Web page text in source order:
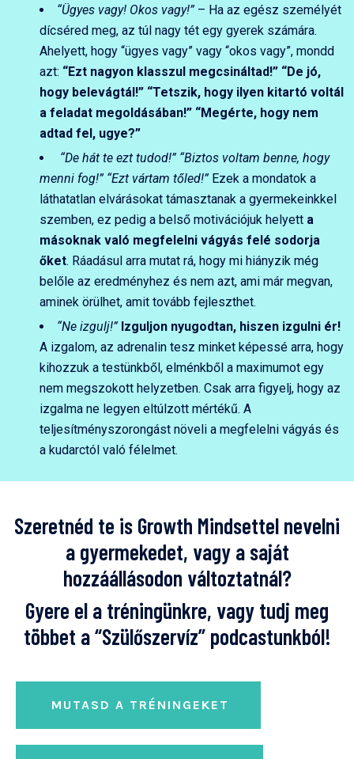
“Ügyes vagy! Okos vagy!” – Ha az egész személyét
dícséred meg, az túl nagy tét egy gyerek számára.
Ahelyett, hogy “ügyes vagy” vagy “okos vagy”, mondd
azt: “Ezt nagyon klasszul megcsináltad!” “De jó,
hogy belevágtál!” “Tetszik, hogy ilyen kitartó voltál
a feladat megoldásában!” “Megérte, hogy nem
adtad fel, ugye?”
“De hát te ezt tudod!” “Biztos voltam benne, hogy
menni fog!” “Ezt vártam tőled!” Ezek a mondatok a
láthatatlan elvárásokat támasztanak a gyermekeinkkel
szemben, ez pedig a belső motivációjuk helyett a
másoknak való megfelelni vágyás felé sodorja
őket. Ráadásul arra mutat rá, hogy mi hiányzik még
belőle az eredményhez és nem azt, ami már megvan,
aminek örülhet, amit tovább fejleszthet.
“Ne izgulj!” Izguljon nyugodtan, hiszen izgulni ér!
A izgalom, az adrenalin tesz minket képessé arra, hogy
kihozzuk a testünkből, elménkből a maximumot egy
nem megszokott helyzetben. Csak arra figyelj, hogy az
izgalma ne legyen eltúlzott mértékű. A
teljesítményszorongást növeli a megfelelni vágyás és
a kudarctól való félelmet.
Szeretnéd te is Growth Mindsettel nevelni
a gyermekedet, vagy a saját
hozzáállásodon változtatnál?
Gyere el a tréningünkre, vagy tudj meg
többet a “Szülőszervíz” podcastunkból!
MUTASD A TRÉNINGEKET